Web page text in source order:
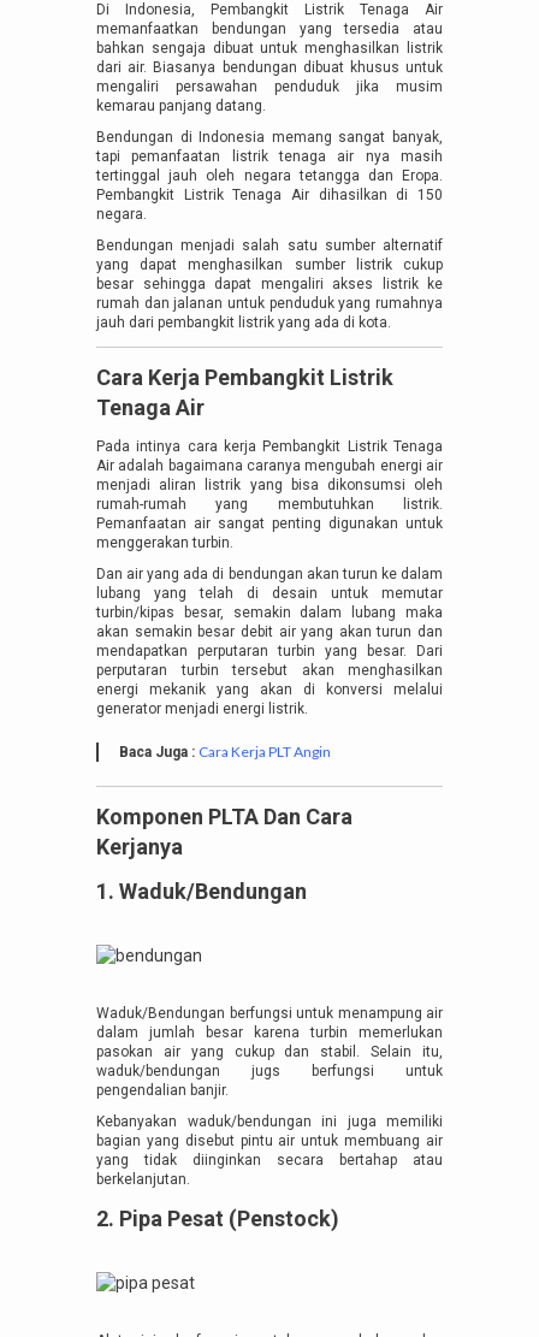
Di Indonesia, Pembangkit Listrik Tenaga Air
memanfaatkan bendungan yang tersedia atau
bahkan sengaja dibuat untuk menghasilkan listrik
dari air. Biasanya bendungan dibuat khusus untuk
mengaliri persawahan penduduk jika musim
kemarau panjang datang.
Bendungan di Indonesia memang sangat banyak,
tapi pemanfaatan listrik tenaga air nya masih
tertinggal jauh oleh negara tetangga dan Eropa.
Pembangkit Listrik Tenaga Air dihasilkan di 150
negara.
Bendungan menjadi salah satu sumber alternatif
yang dapat menghasilkan sumber listrik cukup
besar sehingga dapat mengaliri akses listrik ke
rumah dan jalanan untuk penduduk yang rumahnya
jauh dari pembangkit listrik yang ada di kota.
Cara Kerja Pembangkit Listrik
Tenaga Air
Pada intinya cara kerja Pembangkit Listrik Tenaga
Air adalah bagaimana caranya mengubah energi air
menjadi aliran listrik yang bisa dikonsumsi oleh
rumah-rumah yang membutuhkan listrik.
Pemanfaatan air sangat penting digunakan untuk
menggerakan turbin.
Dan air yang ada di bendungan akan turun ke dalam
lubang yang telah di desain untuk memutar
turbin/kipas besar, semakin dalam lubang maka
akan semakin besar debit air yang akan turun dan
mendapatkan perputaran turbin yang besar. Dari
perputaran turbin tersebut akan menghasilkan
energi mekanik yang akan di konversi melalui
generator menjadi energi listrik.
Baca Juga : Cara Kerja PLT Angin
Komponen PLTA Dan Cara
Kerjanya
1. Waduk/Bendungan
Waduk/Bendungan berfungsi untuk menampung air
dalam jumlah besar karena turbin memerlukan
pasokan air yang cukup dan stabil. Selain itu,
waduk/bendungan jugs berfungsi untuk
pengendalian banjir.
Kebanyakan waduk/bendungan ini juga memiliki
bagian yang disebut pintu air untuk membuang air
yang tidak diinginkan secara bertahap atau
berkelanjutan.
2. Pipa Pesat (Penstock)